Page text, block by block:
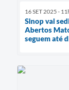
16 SET 2025 -
Sinop vai
Abertos
seguem até